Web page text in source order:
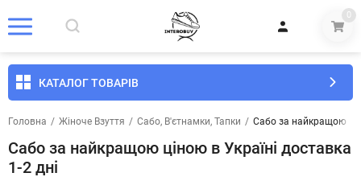
0
КАТАЛОГ ТОВАРІВ
Головна / Жіноче Взуття / Сабо, В'єтнамки, Тапки / Сабо за найкращою
Сабо за найкращою ціною в Україні доставка
1-2 дні